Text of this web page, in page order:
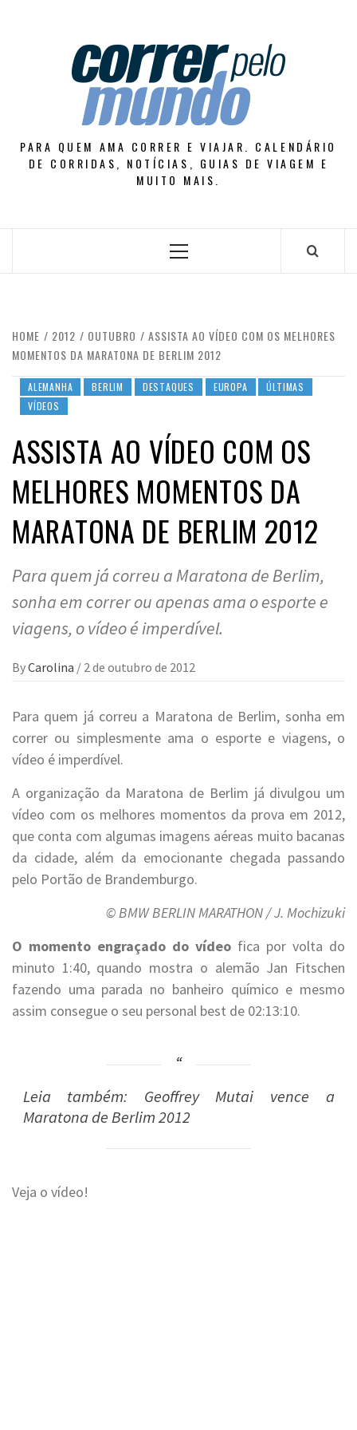
PARA QUEM AMA CORRER E VIAJAR. CALENDÁRIO
DE CORRIDAS, NOTÍCIAS, GUIAS DE VIAGEM E
MUITO MAIS.
Primary
HOME 2012 OUTUBRO
ASSISTA AO VÍDEO COM OS MELHORES
MOMENTOS DA MARATONA DE BERLIM 2012
ALEMANHA BERLIM DESTAQUES EUROPA
ÚLTIMAS
VÍDEOS
ASSISTA AO VÍDEO COM OS
MELHORES MOMENTOS DA
MARATONA DE BERLIM 2012
Para quem já correu a Maratona de Berlim,
sonha em correr ou apenas ama o esporte e
viagens, o vídeo é imperdível.
ByCarolina / 2 de outubro de 2012
Para quem já correu a Maratona de Berlim, sonha em
correr ou simplesmente ama o esporte e viagens, o
vídeo é imperdível.
A organização da Maratona de Berlim já divulgou um
vídeo com os melhores momentos da prova em 2012,
que conta com algumas imagens aéreas muito bacanas
da cidade, além da emocionante chegada passando
pelo Portão de Brandemburgo.
© BMW BERLIN MARATHON / J. Mochizuki
O momento engraçado do vídeo fica por volta do
minuto 1:40, quando mostra o alemão Jan Fitschen
fazendo uma parada no banheiro químico e mesmo
assim consegue o seu personal best de 02:13:10.
Leia também: Geoffrey Mutai vence a
Maratona de Berlim 2012
Veja o vídeo!